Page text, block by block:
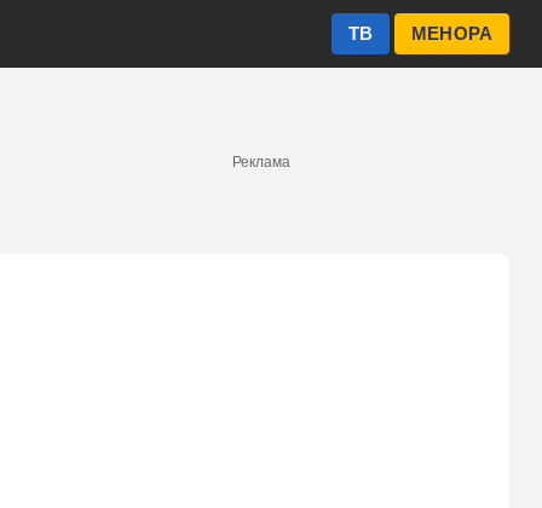
МЕНОРА
ТВ
Реклама